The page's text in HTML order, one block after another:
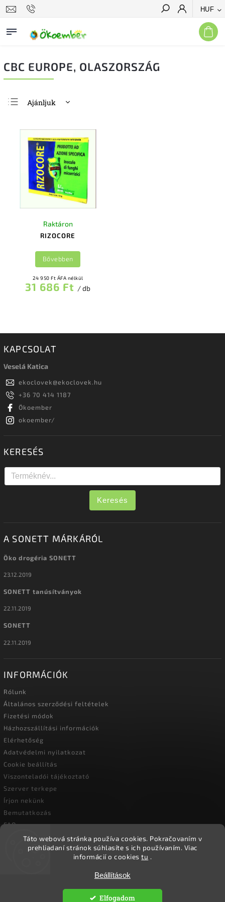
Táto webová stránka používa cookies. Pokračovaním v
prehliadaní stránok súhlasíte s ich používaním. Viac
informácií o cookiestu .
Beállítások
Elfogadom
HUF
Keresés
CBC EUROPE, OLASZORSZÁG
Ajánljuk
Legnépszerűbb
termékek
ABC szerint
RIZOCORE
Raktáron
24 950 Ft ÁFA nélkül
31 686 Ft / db
Bővebben
KAPCSOLAT
Veselá Katica
ekoclovek@ekoclovek.hu
+36 70 414 1187
Ökoember
okoember/
KERESÉS
Keresés
A SONETT MÁRKÁRÓL
Öko drogéria SONETT
23.12.2019
SONETT tanúsítványok
22.11.2019
SONETT
22.11.2019
INFORMÁCIÓK
Rólunk
Általános szerződési feltételek
Fizetési módok
Házhozszállítási információk
Elérhetőség
Adatvédelmi nyilatkozat
Cookie beállítás
Viszonteladói tájékoztató
Szerver terkepe
Írjon nekünk
Bemutatkozás
FAQ
Vásárlási útmutató
Ökoember. Minden jog fenntartva.
Süti beállítások szerkesztése
Shoptet| DesignShoptak.cz.